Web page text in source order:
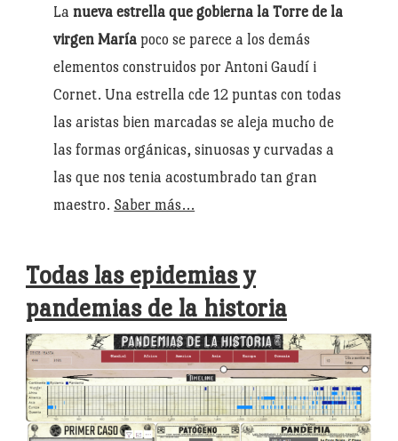
La nueva estrella que gobierna la Torre de la
virgen María poco se parece a los demás
elementos construidos por Antoni Gaudí i
Cornet. Una estrella cde 12 puntas con todas
las aristas bien marcadas se aleja mucho de
las formas orgánicas, sinuosas y curvadas a
las que nos tenia acostumbrado tan gran
maestro. Saber más…
Todas las epidemias y
pandemias de la historia